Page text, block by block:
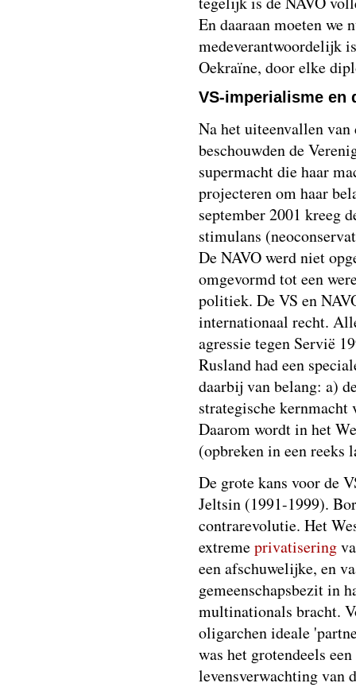
En daaraan moeten we
medeverantwoordelijk
Oekraïne, door elke
VS-imperialisme en
Na het uiteenvallen van
beschouwden de
supermacht die haar
projecteren om haar
september 2001 kreeg
stimulans
De NAVO werd niet
omgevormd tot een
politiek. De VS en
internationaal recht.
agressie tegen Servië
Rusland had een
daarbij van belang: a)
strategische kernmacht
Daarom wordt in het
(opbreken in een reeks
De grote kans voor de
Jeltsin (1991-1999).
contrarevolutie. Het
extremeprivatisering
een afschuwelijke, en
gemeenschapsbezit in
multinationals bracht.
oligarchen ideale
was het grotendeels
levensverwachting van